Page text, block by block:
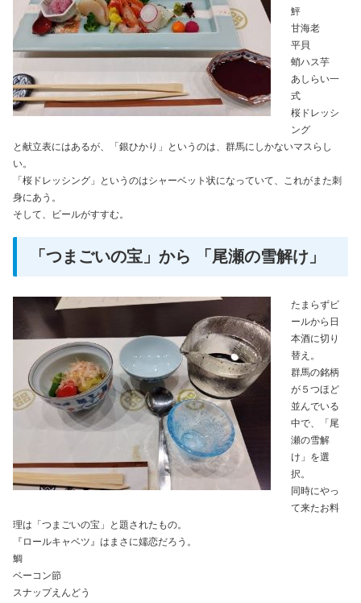
鮃
甘海老
平貝
蛸ハス芋
あしらい一
式
桜ドレッシ
ング
と献立表にはあるが、「銀ひかり」というのは、群馬にしかないマスらし
い。
「桜ドレッシング」というのはシャーベット状になっていて、これがまた刺
身にあう。
そして、ビールがすすむ。
「つまごいの宝」から 「尾瀬の雪解け」
たまらずビ
ールから日
本酒に切り
替え。
群馬の銘柄
が５つほど
並んでいる
中で、「尾
瀬の雪解
け」を選
択。
同時にやっ
て来たお料
理は「つまごいの宝」と題されたもの。
『ロールキャベツ』はまさに嬬恋だろう。
鯛
ベーコン節
スナップえんどう